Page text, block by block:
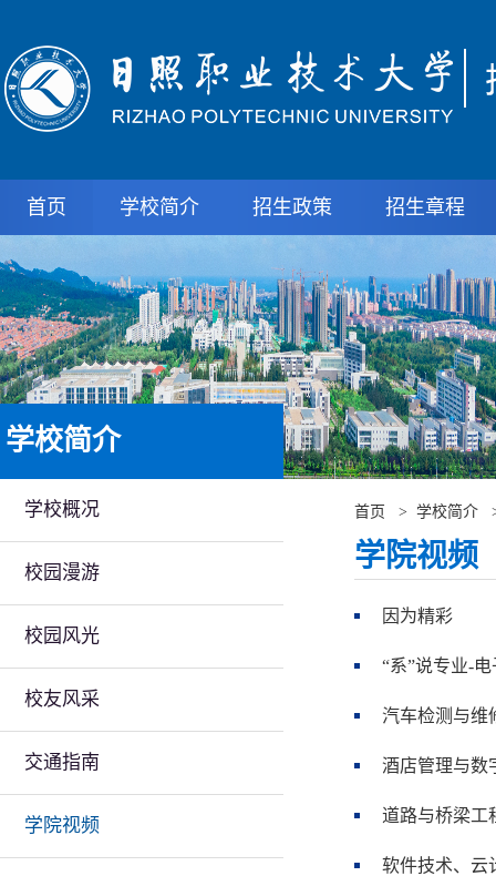
首页 学校简介 招生政策 招生章程
学校简介
学校概况
校园漫游
校园风光
校友风采
交通指南
学院视频
首页 > 学校简介
学院视频
因为精彩
“系”说专业-
汽车检测与维
酒店管理与数
道路与桥梁工
软件技术、云